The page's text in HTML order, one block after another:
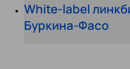
White-label
Буркина-Фасо